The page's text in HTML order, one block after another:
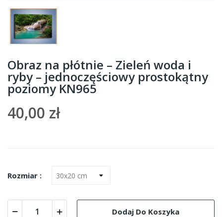
Obraz na płótnie – Zieleń woda i
ryby – jednoczęściowy prostokątny
poziomy KN965
40,00 zł
Rozmiar :
Dodaj Do Koszyka